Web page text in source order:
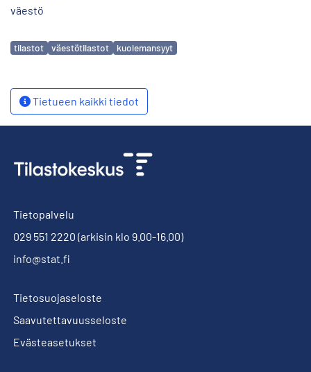
väestö
Avainsanat
tilastot väestötilastot kuolemansyyt
Tietueen kaikki tiedot
Tietopalvelu
029 551 2220 (arkisin klo 9.00-16.00)
info@stat.fi
Tietosuojaseloste
Saavutettavuusseloste
Evästeasetukset